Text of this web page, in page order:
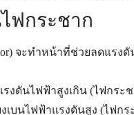
ฟกระชาก
จะทำหน้าที่ช่วยลดแรง
ดันไฟฟ้าสูงเกิน (ไฟกระ
เบนไฟฟ้าแรงดันสูง (ไฟก